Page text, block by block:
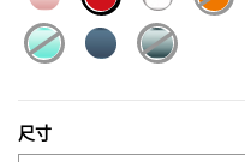
selected
尺寸